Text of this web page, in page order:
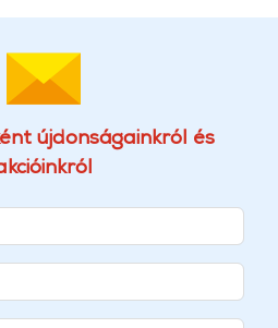
újdonságainkról és